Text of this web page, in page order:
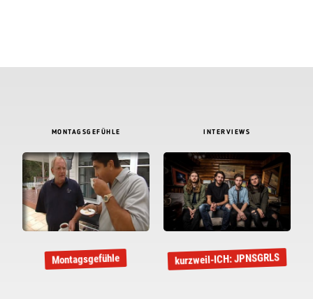
MONTAGSGEFÜHLE
Montagsgefühle
INTERVIEWS
kurzweil-ICH: JPNSGRLS